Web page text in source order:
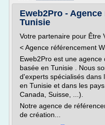
Eweb2Pro -
Tunisie
Votre partenaire pour Être
< Agence référencement
Eweb2Pro est une
basée en Tunisie . Nous
d'experts spécialisés dans
en Tunisie et dans les
Canada, Suisse, ...).
Notre agence de
de création...